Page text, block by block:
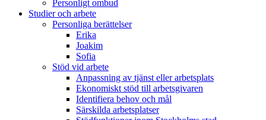
Personligt ombud
Studier och arbete
Personliga berättelser
Erika
Joakim
Sofia
Stöd vid arbete
Anpassning av tjänst eller arbetsplats
Ekonomiskt stöd till arbetsgivaren
Identifiera behov och mål
Särskilda arbetsplatser